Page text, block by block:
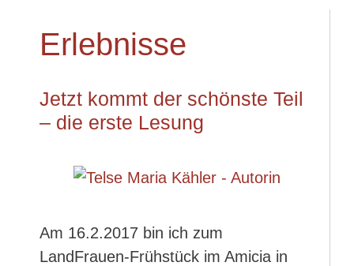
Erlebnisse
Jetzt kommt der schönste Teil
– die erste Lesung
Am 16.2.2017 bin ich zum
LandFrauen-Frühstück im Amicia in